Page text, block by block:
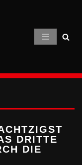
DRITTE
DIE